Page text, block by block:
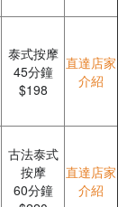
泰式按摩
45分鐘
$198
直達店家
介紹
古法泰式
按摩
60分鐘
直達店家
介紹